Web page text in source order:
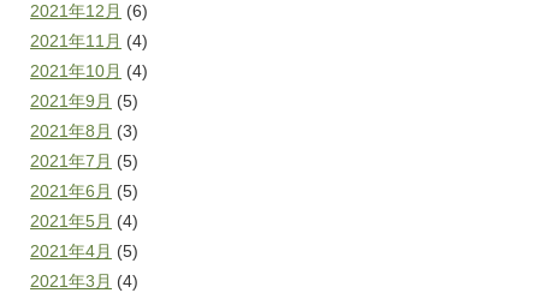
2021年12月 (6)
2021年11月 (4)
2021年10月 (4)
2021年9月 (5)
2021年8月 (3)
2021年7月 (5)
2021年6月 (5)
2021年5月 (4)
2021年4月 (5)
2021年3月 (4)